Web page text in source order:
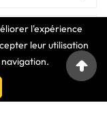
l'expérience
leur utilisation


